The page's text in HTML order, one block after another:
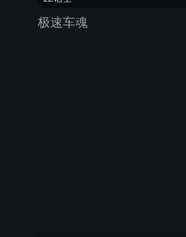
极速车魂